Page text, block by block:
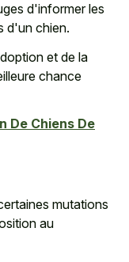
d'informer les
d'un chien.
et de la
chance
De Chiens De
mutations
au